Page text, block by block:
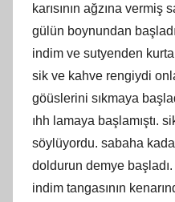
karısının ağzına
gülün boynundan
indim ve sutyenden
sik ve kahve rengiydi
göüslerini sıkmaya
ıhh lamaya başlamıştı.
söylüyordu. sabaha
doldurun demye
indim tangasının